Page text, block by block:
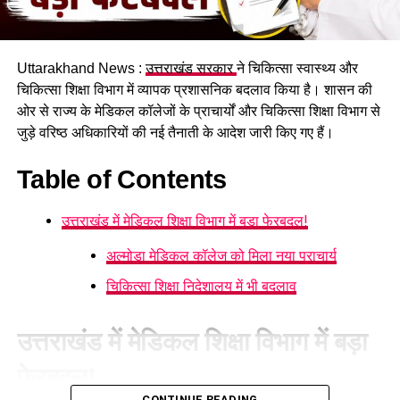
उनकी परीक्षा भी दिसंबर तक करा ली जाएगी। इनमें व्यैक्तिक सहायक,
पशुधन प्रसार अधिकारी, विभिन्न सेवाओं के तकनीकी पद, सहायक
स्नातक स्तरीय पद सहित कुल 1470 पद शामिल हैं।
34 हजार भर्तियां, रोजगार बड़ी उपलब्धि
अधिक युवाओं को सरकारी नौकरी प्रदान कर चुकी है। प्रदेश में वर्ष 2024
Uttarakhand News :उत्तराखंड सरकारने चिकित्सा स्वास्थ्य और
चिकित्सा शिक्षा विभाग में व्यापक प्रशासनिक बदलाव किया है। शासन की
ओर से राज्य के मेडिकल कॉलेजों के प्राचार्यों और चिकित्सा शिक्षा विभाग से
जुड़े वरिष्ठ अधिकारियों की नई तैनाती के आदेश जारी किए गए हैं।
Table of Contents
उत्तराखंड में मेडिकल शिक्षा विभाग में बड़ा फेरबदल!
अल्मोड़ा मेडिकल कॉलेज को मिला नया प्राचार्य
चिकित्सा शिक्षा निदेशालय में भी बदलाव
उत्तराखंड में मेडिकल शिक्षा विभाग में बड़ा
फेरबदल!